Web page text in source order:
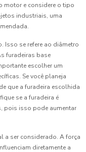
motor e considere o tipo
industriais, uma
Isso se refere ao diâmetro
furadeiras base
escolher um
Se você planeja
que a furadeira escolhida
se a furadeira é
pois isso pode aumentar
a ser considerado. A força
diretamente a